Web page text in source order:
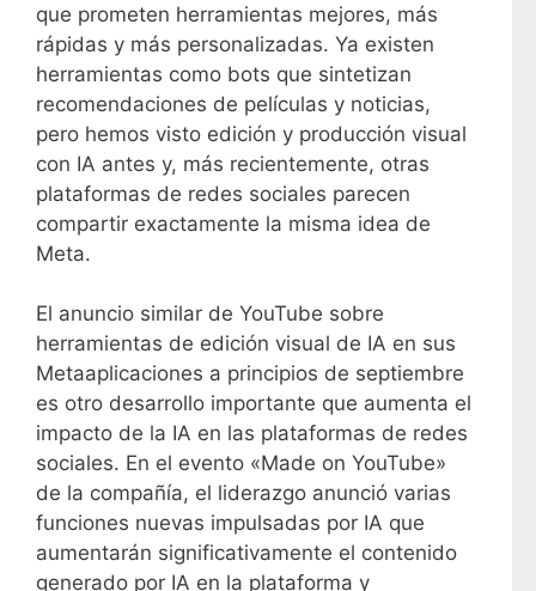
que prometen herramientas mejores, más
rápidas y más personalizadas. Ya existen
herramientas como bots que sintetizan
recomendaciones de películas y noticias,
pero hemos visto edición y producción visual
con IA antes y, más recientemente, otras
plataformas de redes sociales parecen
compartir exactamente la misma idea de
Meta.
El anuncio similar de YouTube sobre
herramientas de edición visual de IA en sus
Metaaplicaciones a principios de septiembre
es otro desarrollo importante que aumenta el
impacto de la IA en las plataformas de redes
sociales. En el evento «Made on YouTube»
de la compañía, el liderazgo anunció varias
funciones nuevas impulsadas por IA que
aumentarán significativamente el contenido
generado por IA en la plataforma y